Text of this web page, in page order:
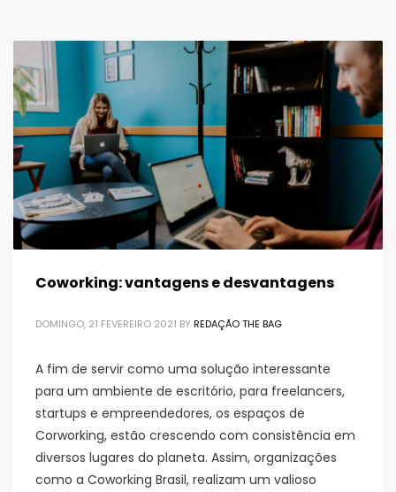
Coworking: vantagens e desvantagens
DOMINGO, 21 FEVEREIRO 2021 BY REDAÇÃO THE BAG
A fim de servir como uma solução interessante
para um ambiente de escritório, para freelancers,
startups e empreendedores, os espaços de
Corworking, estão crescendo com consistência em
diversos lugares do planeta. Assim, organizações
como a Coworking Brasil, realizam um valioso